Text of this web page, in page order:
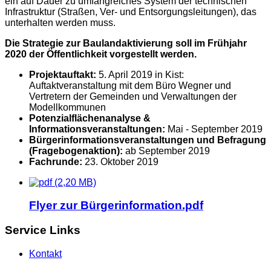
Infrastruktur (Straßen, Ver- und Entsorgungsleitungen), das
unterhalten werden muss.
Die Strategie zur Baulandaktivierung soll im Frühjahr
2020 der Öffentlichkeit vorgestellt werden.
Projektauftakt: 5. April 2019 in Kist:
Auftaktveranstaltung mit dem Büro Wegner und
Vertretern der Gemeinden und Verwaltungen der
Modellkommunen
Potenzialflächenanalyse &
Informationsveranstaltungen: Mai - September 2019
Bürgerinformationsveranstaltungen und Befragung
(Fragebogenaktion): ab September 2019
Fachrunde: 23. Oktober 2019
(2,20 MB)
Flyer zur Bürgerinformation.pdf
Service Links
Kontakt